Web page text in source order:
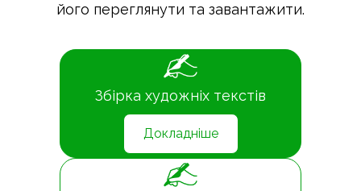
його переглянути та завантажити.
Збірка художніх текстів
Докладніше